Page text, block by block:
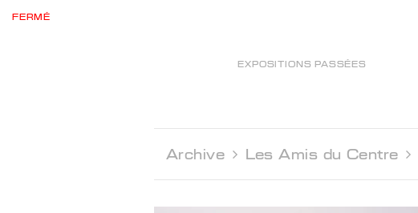
FERMÉ
EXPOSITIONS PASSÉES
Archive  Les Amis du Centre 